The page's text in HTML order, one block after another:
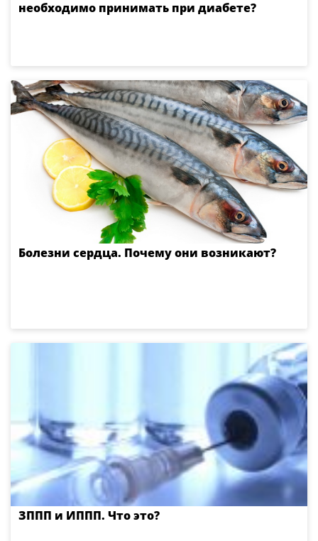
необходимо принимать при диабете?
Болезни сердца. Почему они возникают?
ЗППП и ИППП. Что это?